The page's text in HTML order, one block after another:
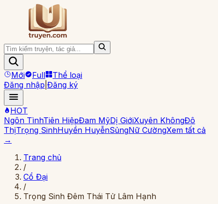
Mới Full
Thể loại
Đăng nhập Đăng ký
HOT
Ngôn TìnhTiên HiệpĐam MỹDị GiớiXuyên KhôngĐô
ThịTrọng SinhHuyền HuyễnSủngNữ CườngXem tất cả
→
Trang chủ
/
Cổ Đại
/
Trọng Sinh Đêm Thái Tử Lâm Hạnh